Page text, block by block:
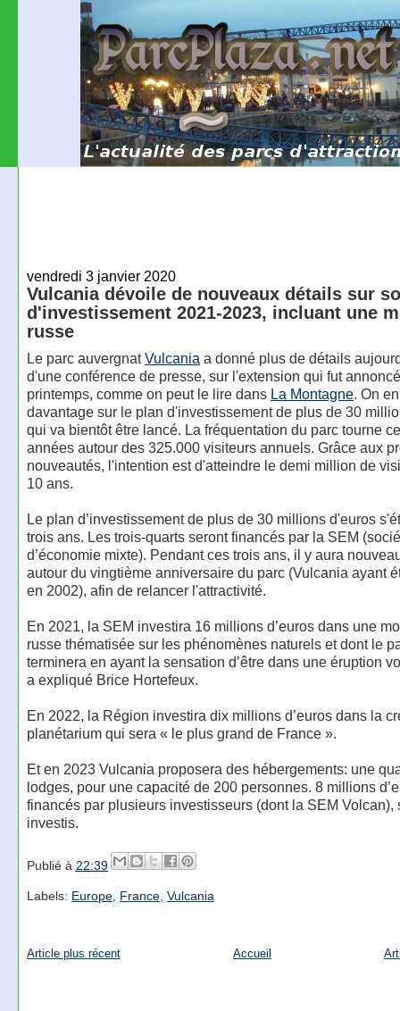
vendredi 3 janvier 2020
Vulcania dévoile de nouveaux détails sur
d'investissement 2021-2023, incluant une
russe
Le parc auvergnatVulcania a donné plus de détails
d'une conférence de presse, sur l'extension qui fut
printemps, comme on peut le lire dans La Montagne. On
davantage sur le plan d'investissement de plus de 30
qui va bientôt être lancé. La fréquentation du parc tourne
années autour des 325.000 visiteurs annuels. Grâce aux
nouveautés, l'intention est d'atteindre le demi million de
10 ans.
Le plan d’investissement de plus de 30 millions d'euros
trois ans. Les trois-quarts seront financés par la SEM
d’économie mixte). Pendant ces trois ans, il y aura
autour du vingtième anniversaire du parc (Vulcania ayant
en 2002), afin de relancer l'attractivité.
En 2021, la SEM investira 16 millions d’euros dans une
russe thématisée sur les phénomènes naturels et dont le
terminera en ayant la sensation d’être dans une éruption
a expliqué Brice Hortefeux.
En 2022, la Région investira dix millions d’euros dans la
planétarium qui sera « le plus grand de France ».
Et en 2023 Vulcania proposera des hébergements: une
lodges, pour une capacité de 200 personnes. 8 millions
financés par plusieurs investisseurs (dont la SEM Volcan),
investis.
Publié à 22:39
Labels: Europe, France, Vulcania
Article plus récent Accueil